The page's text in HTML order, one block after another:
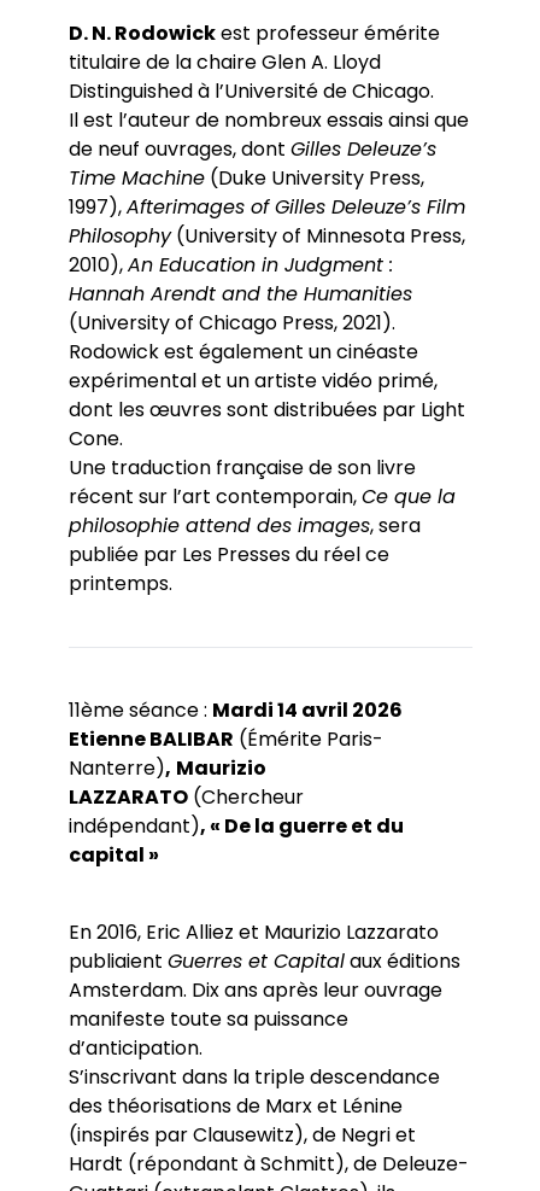
D. N. Rodowickest professeur émérite
titulaire de la chaire Glen A. Lloyd
Distinguished à l’Université de Chicago.
Il est l’auteur de nombreux essais ainsi que
de neuf ouvrages, dont Gilles Deleuze’s
Time Machine(Duke University Press,
1997),Afterimages of Gilles Deleuze’s Film
Philosophy(University of Minnesota Press,
2010),An Education in Judgment :
Hannah Arendt and the Humanities
(University of Chicago Press, 2021).
Rodowick est également un cinéaste
expérimental et un artiste vidéo primé,
dont les œuvres sont distribuées par Light
Cone.
Une traduction française de son livre
récent sur l’art contemporain,Ce que la
philosophie attend des images, sera
publiée par Les Presses du réel ce
printemps.
11ème séance : Mardi 14 avril 2026
Etienne BALIBAR (Émérite Paris-
Nanterre), Maurizio
LAZZARATO(Chercheur
indépendant), « De la guerre et du
capital »
En 2016, Eric Alliez et Maurizio Lazzarato
publiaient Guerres et Capitalaux éditions
Amsterdam. Dix ans après leur ouvrage
manifeste toute sa puissance
d’anticipation.
S’inscrivant dans la triple descendance
des théorisations de Marx et Lénine
(inspirés par Clausewitz), de Negri et
Hardt (répondant à Schmitt), de Deleuze-